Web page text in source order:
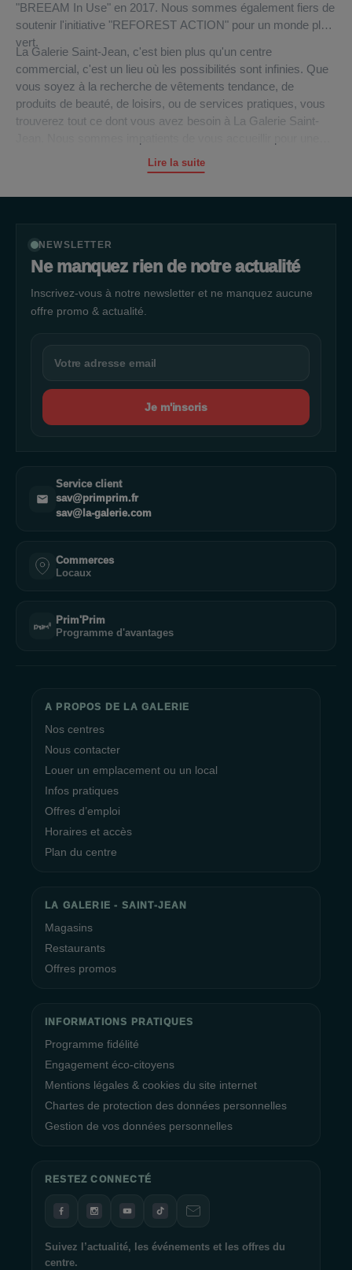
"BREEAM In Use" en 2017. Nous sommes également fiers de
soutenir l'initiative "REFOREST ACTION" pour un monde plus
vert.
La Galerie Saint-Jean, c'est bien plus qu'un centre
commercial, c'est un lieu où les possibilités sont infinies. Que
vous soyez à la recherche de vêtements tendance, de
produits de beauté, de loisirs, ou de services pratiques, vous
trouverez tout ce dont vous avez besoin à La Galerie Saint-
expérience de shopping exceptionnelle.
pour rester informé de nos événements spéciaux et de nos
offres exclusives. Venez vivre une expérience shopping
unique à La Galerie Saint-Jean à Clermont-Ferrand !
Lire la suite
NEWSLETTER
Ne manquez rien de notre actualité
Inscrivez-vous à notre newsletter et ne manquez aucune
offre promo & actualité.
Je m'inscris
Service client
sav@primprim.fr
sav@la-galerie.com
Commerces
Locaux
Prim'Prim
Programme d'avantages
A PROPOS DE LA GALERIE
Nos centres
Nous contacter
Louer un emplacement ou un local
Infos pratiques
Offres d’emploi
Horaires et accès
Plan du centre
LA GALERIE - SAINT-JEAN
Magasins
Restaurants
Offres promos
INFORMATIONS PRATIQUES
Programme fidélité
Engagement éco-citoyens
Mentions légales & cookies du site internet
Chartes de protection des données personnelles
Gestion de vos données personnelles
RESTEZ CONNECTÉ
Suivez l’actualité, les événements et les offres du
centre.